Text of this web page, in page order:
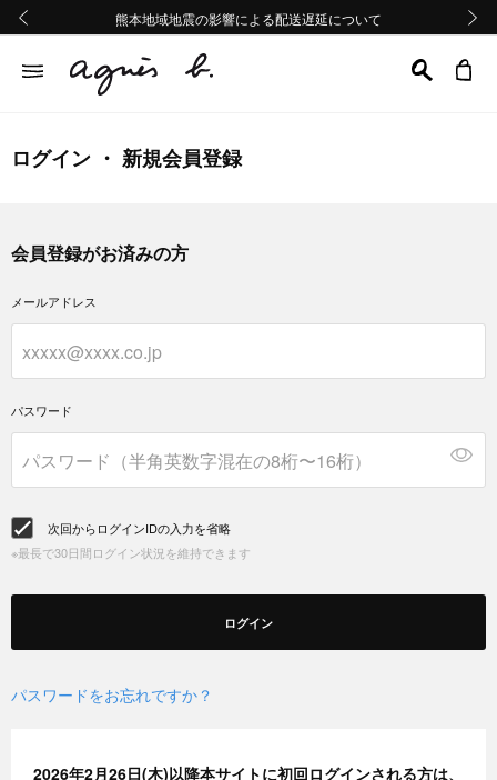
熊本地域地震の影響による配送遅延について
Summer Sale 2buy10%OFF!!
熊本地域地震の影響による配送遅延について
Summer Sale 2buy10%OFF!!
ログイン ・ 新規会員登録
会員登録がお済みの方
メールアドレス
パスワード
次回からログインIDの入力を省略
※最長で30日間ログイン状況を維持できます
ログイン
パスワードをお忘れですか？
2026年2月26日(木)以降本サイトに初回ログインされる方は、